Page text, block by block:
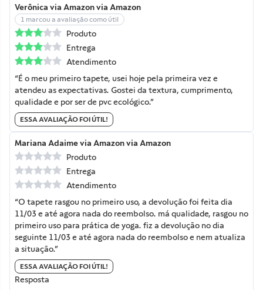
Verônica via Amazonvia Amazon
1 marcou a avaliação como útil
Produto
Entrega
Atendimento
“É o meu primeiro tapete, usei hoje pela primeira vez e
atendeu as expectativas. Gostei da textura, cumprimento,
qualidade e por ser de pvc ecológico.”
ESSA AVALIAÇÃO FOI ÚTIL!
Mariana Adaimevia Amazonvia Amazon
Produto
Entrega
Atendimento
“O tapete rasgou no primeiro uso, a devolução foi feita dia
11/03 e até agora nada do reembolso. má qualidade, rasgou no
primeiro uso para prática de yoga. fiz a devolução no dia
seguinte 11/03 e até agora nada do reembolso e nem atualiza
a situação.”
ESSA AVALIAÇÃO FOI ÚTIL!
Resposta